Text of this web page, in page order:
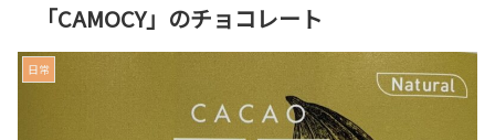
「CAMOCY」のチョコレート
日常